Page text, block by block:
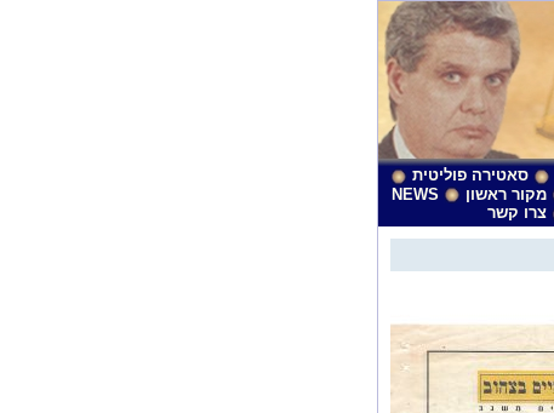
סאטירה פוליטית
מקור ראשון
NEWS
צרו קשר